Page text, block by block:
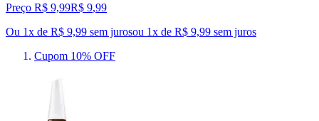
Preço R$ 9,99R$ 9,99
Ou 1x de R$ 9,99 sem jurosou 1x de R$ 9,99 sem juros
Cupom 10% OFF